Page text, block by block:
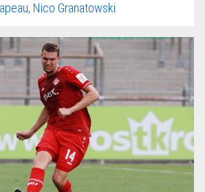
Nico Granatowski